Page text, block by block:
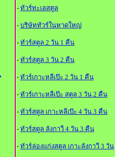
- ทัวร์ทะเลสตูล
- บริษัททัวร์ในหาดใหญ
- ทัวร์สตูล 2 วัน 1 คืน
- ทัวร์สตูล 3 วัน 2 คืน
- ทัวร์เกาะหลีเป๊ะ 2 วัน 1 คืน
- ทัวร์เกาะหลีเป๊ะ สตูล 3 วัน 2 คืน
- ทัวร์สตูล เกาะหลีเป๊ะ 4 วัน 3 คืน
- ทัวร์สตูล ลังกาวี 4 วัน 3 คืน
- ทัวร์ล่องแก่งสตูล เกาะลังกาวี 3 วัน